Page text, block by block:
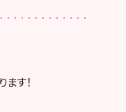
す！